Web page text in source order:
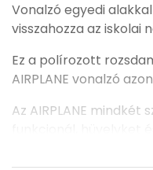
Vonalzó egyedi
visszahozza az iskolai
Ez a polírozott
AIRPLANE vonalzó
Az AIRPLANE
funkcionál, hüvelyket